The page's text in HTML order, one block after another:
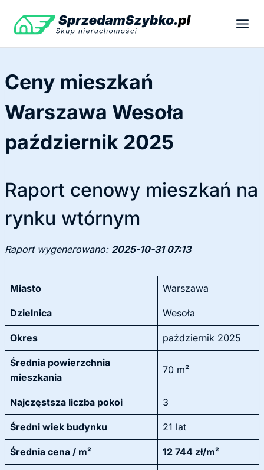
treści
Ceny mieszkań
Warszawa Wesoła
październik 2025
Raport cenowy mieszkań na
rynku wtórnym
Raport wygenerowano: 2025-10-31 07:13
Miasto Warszawa
Dzielnica Wesoła
Okres październik 2025
Średnia powierzchnia
mieszkania
70 m²
Najczęstsza liczba pokoi 3
Średni wiek budynku 21 lat
Średnia cena / m² 12 744 zł/m²